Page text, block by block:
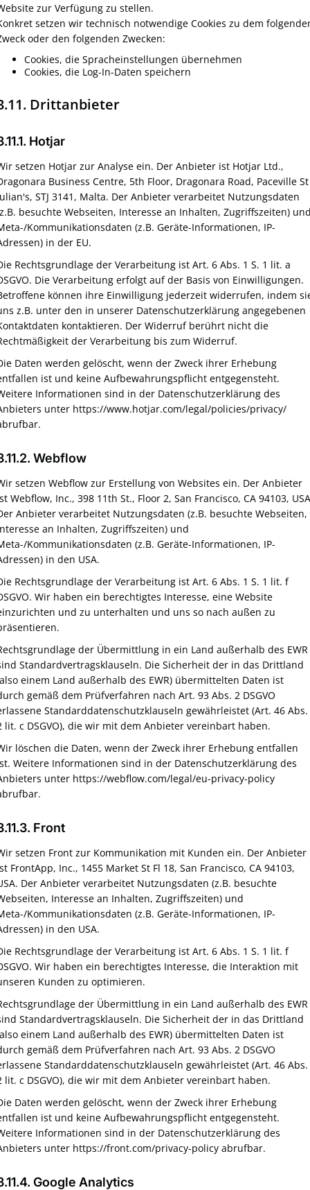
zur Verfügung zu stellen.
setzen wir technisch notwendige Cookies zu dem
oder den folgenden Zwecken:
Cookies, die Spracheinstellungen übernehmen
Cookies, die Log-In-Daten speichern
Drittanbieter
​Hotjar​
setzen Hotjar zur Analyse ein. Der Anbieter ist Hotjar Ltd.,
Business Centre, 5th Floor, Dragonara Road, Paceville St
STJ 3141, Malta. Der Anbieter verarbeitet Nutzungsdaten
besuchte Webseiten, Interesse an Inhalten, Zugriffszeiten)
Kommunikationsdaten (z.B. Geräte-Informationen, IP-
in der EU.
Rechtsgrundlage der Verarbeitung ist Art. 6 Abs. 1 S. 1 lit. a
Die Verarbeitung erfolgt auf der Basis von Einwilligungen.
können ihre Einwilligung jederzeit widerrufen, indem
z.B. unter den in unserer Datenschutzerklärung angegebenen
kontaktieren. Der Widerruf berührt nicht die
der Verarbeitung bis zum Widerruf.
Daten werden gelöscht, wenn der Zweck ihrer Erhebung
ist und keine Aufbewahrungspflicht entgegensteht.
Informationen sind in der Datenschutzerklärung des
unter https://www.hotjar.com/legal/policies/privacy/
​Webflow​
setzen Webflow zur Erstellung von Websites ein. Der Anbieter
Webflow, Inc., 398 11th St., Floor 2, San Francisco, CA 94103,
Anbieter verarbeitet Nutzungsdaten (z.B. besuchte Webseiten,
an Inhalten, Zugriffszeiten) und
Kommunikationsdaten (z.B. Geräte-Informationen, IP-
in den USA.
Rechtsgrundlage der Verarbeitung ist Art. 6 Abs. 1 S. 1 lit. f
Wir haben ein berechtigtes Interesse, eine Website
und zu unterhalten und uns so nach außen zu
der Übermittlung in ein Land außerhalb des EWR
Standardvertragsklauseln. Die Sicherheit der in das Drittland
einem Land außerhalb des EWR) übermittelten Daten ist
gemäß dem Prüfverfahren nach Art. 93 Abs. 2 DSGVO
Standarddatenschutzklauseln gewährleistet (Art. 46 Abs.
lit. c DSGVO), die wir mit dem Anbieter vereinbart haben.
löschen die Daten, wenn der Zweck ihrer Erhebung entfallen
Weitere Informationen sind in der Datenschutzerklärung des
unter https://webflow.com/legal/eu-privacy-policy
​Front​
setzen Front zur Kommunikation mit Kunden ein. Der Anbieter
FrontApp, Inc., 1455 Market St Fl 18, San Francisco, CA 94103,
Der Anbieter verarbeitet Nutzungsdaten (z.B. besuchte
Interesse an Inhalten, Zugriffszeiten) und
Kommunikationsdaten (z.B. Geräte-Informationen, IP-
in den USA.
Rechtsgrundlage der Verarbeitung ist Art. 6 Abs. 1 S. 1 lit. f
Wir haben ein berechtigtes Interesse, die Interaktion mit
Kunden zu optimieren.
der Übermittlung in ein Land außerhalb des EWR
Standardvertragsklauseln. Die Sicherheit der in das Drittland
einem Land außerhalb des EWR) übermittelten Daten ist
gemäß dem Prüfverfahren nach Art. 93 Abs. 2 DSGVO
Standarddatenschutzklauseln gewährleistet (Art. 46 Abs.
lit. c DSGVO), die wir mit dem Anbieter vereinbart haben.
Daten werden gelöscht, wenn der Zweck ihrer Erhebung
ist und keine Aufbewahrungspflicht entgegensteht.
Informationen sind in der Datenschutzerklärung des
unter https://front.com/privacy-policy abrufbar.
​Google Analytics​